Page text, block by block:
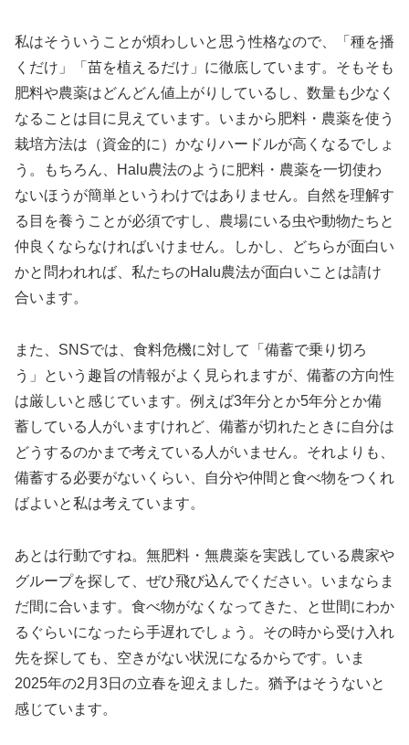
私はそういうことが煩わしいと思う性格なので、「種を播
くだけ」「苗を植えるだけ」に徹底しています。そもそも
肥料や農薬はどんどん値上がりしているし、数量も少なく
なることは目に見えています。いまから肥料・農薬を使う
栽培方法は（資金的に）かなりハードルが高くなるでしょ
う。もちろん、Halu農法のように肥料・農薬を一切使わ
ないほうが簡単というわけではありません。自然を理解す
る目を養うことが必須ですし、農場にいる虫や動物たちと
仲良くならなければいけません。しかし、どちらが面白い
かと問われれば、私たちのHalu農法が面白いことは請け
合います。
また、SNSでは、食料危機に対して「備蓄で乗り切ろ
う」という趣旨の情報がよく見られますが、備蓄の方向性
は厳しいと感じています。例えば3年分とか5年分とか備
蓄している人がいますけれど、備蓄が切れたときに自分は
どうするのかまで考えている人がいません。それよりも、
備蓄する必要がないくらい、自分や仲間と食べ物をつくれ
ばよいと私は考えています。
あとは行動ですね。無肥料・無農薬を実践している農家や
グループを探して、ぜひ飛び込んでください。いまならま
だ間に合います。食べ物がなくなってきた、と世間にわか
るぐらいになったら手遅れでしょう。その時から受け入れ
先を探しても、空きがない状況になるからです。いま
2025年の2月3日の立春を迎えました。猶予はそうないと
感じています。